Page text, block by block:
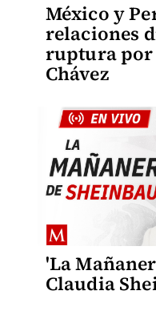
México y
relaciones
ruptura por
Chávez
'La
Claudia